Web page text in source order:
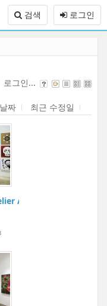
로그인
검색
로그인...
날짜 최근 수정일
Aki